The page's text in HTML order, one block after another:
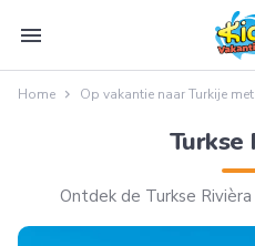
menu
Home Op vakantie naar Turkije
Turkse
Ontdek de Turkse